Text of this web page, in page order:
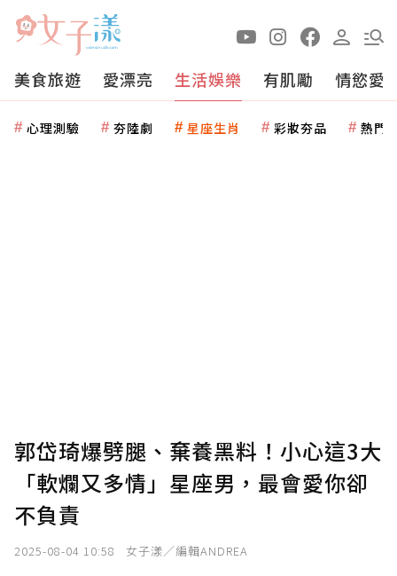
美食旅遊 愛漂亮 生活娛樂 有肌勵 情慾愛
心理測驗 夯陸劇 星座生肖 彩妝夯品 熱門
郭岱琦爆劈腿、棄養黑料！小心這3大
「軟爛又多情」星座男，最會愛你卻
不負責
2025-08-04 10:58 女子漾／編輯ANDREA